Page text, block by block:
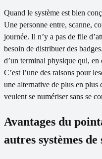
Quand le système est bien
Une personne entre, scanne,
journée. Il n’y a pas de file
besoin de distribuer des
d’un terminal physique qui, en
C’est l’une des raisons pour
une alternative de plus en plus
veulent se numériser sans se
Avantages du
autres systèmes